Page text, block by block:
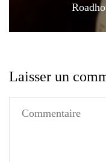
Laisser un